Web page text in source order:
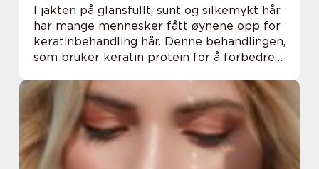
I jakten på glansfullt, sunt og silkemykt hår
har mange mennesker fått øynene opp for
keratinbehandling hår. Denne behandlingen,
som bruker keratin protein for å forbedre